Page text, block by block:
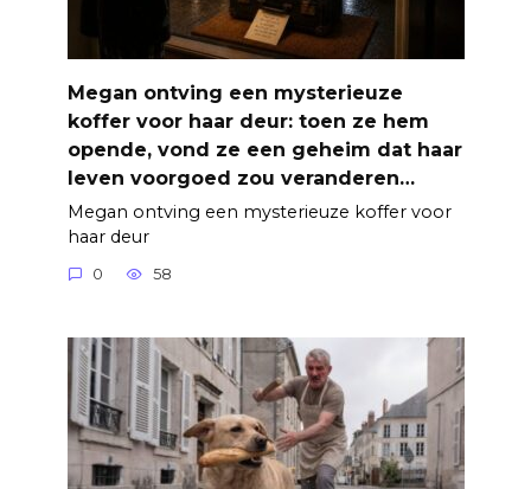
Megan ontving een mysterieuze
koffer voor haar deur: toen ze hem
opende, vond ze een geheim dat haar
leven voorgoed zou veranderen…
Megan ontving een mysterieuze koffer voor
haar deur
0 58